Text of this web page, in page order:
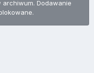
Dodawanie